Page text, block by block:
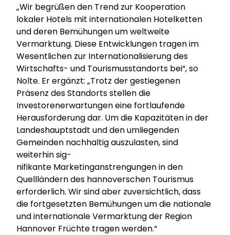
„Wir begrüßen den Trend zur Kooperation
lokaler Hotels mit internationalen Hotelketten
und deren Bemühungen um weltweite
Vermarktung. Diese Entwicklungen tragen im
Wesentlichen zur Internationalisierung des
Wirtschafts- und Tourismusstandorts bei“, so
Nolte. Er ergänzt: „Trotz der gestiegenen
Präsenz des Standorts stellen die
Investorenerwartungen eine fortlaufende
Herausforderung dar. Um die Kapazitäten in der
Landeshauptstadt und den umliegenden
Gemeinden nachhaltig auszulasten, sind
weiterhin sig-
nifikante Marketinganstrengungen in den
Quellländern des hannoverschen Tourismus
erforderlich. Wir sind aber zuversichtlich, dass
die fortgesetzten Bemühungen um die nationale
und internationale Vermarktung der Region
Hannover Früchte tragen werden.“